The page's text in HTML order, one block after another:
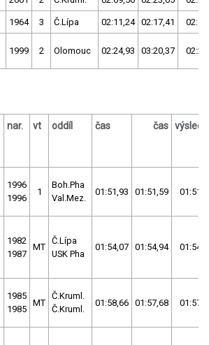
1964 3 Č.Lípa 02:11,24 02:17,41
1999 2 Olomouc 02:24,93 03:20,37
nar. vt oddíl čas čas
1996
1996
1
Boh.Pha
Val.Mez.
01:51,93 01:51,59
1982
1987
MT
Č.Lípa
USK Pha
01:54,07 01:54,94
1985
1985
MT
Č.Kruml.
Č.Kruml.
01:58,66 01:57,68